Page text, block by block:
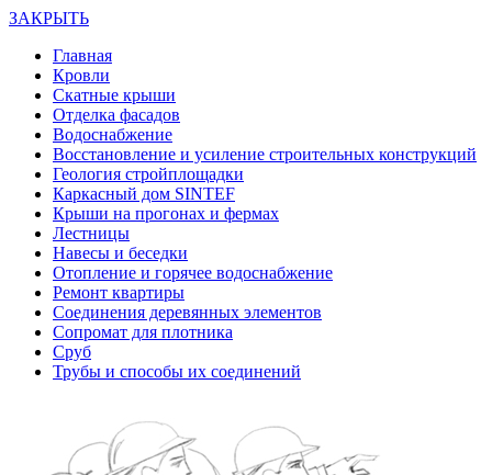
ЗАКРЫТЬ
Главная
Кровли
Скатные крыши
Отделка фасадов
Водоснабжение
Восстановление и усиление строительных конструкций
Геология стройплощадки
Каркасный дом SINTEF
Крыши на прогонах и фермах
Лестницы
Навесы и беседки
Отопление и горячее водоснабжение
Ремонт квартиры
Соединения деревянных элементов
Сопромат для плотника
Сруб
Трубы и способы их соединений